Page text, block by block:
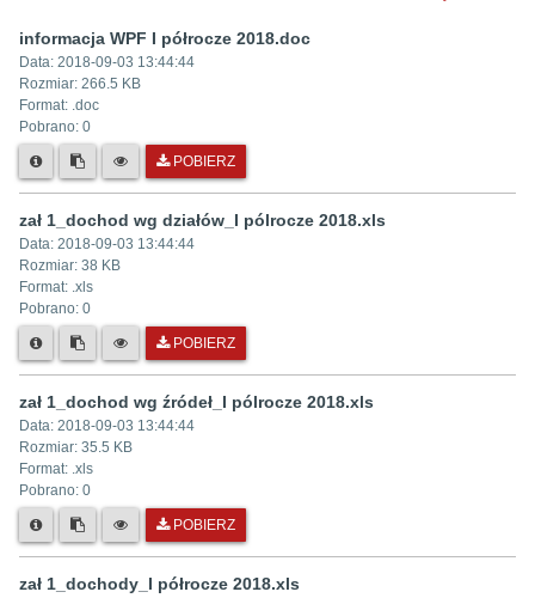
informacja WPF I półrocze 2018.doc
Data: 2018-09-03 13:44:44
Rozmiar: 266.5 KB
Format: .doc
Pobrano: 0
POBIERZ
zał 1_dochod wg działów_I pólrocze 2018.xls
Data: 2018-09-03 13:44:44
Rozmiar: 38 KB
Format: .xls
Pobrano: 0
POBIERZ
zał 1_dochod wg źródeł_I pólrocze 2018.xls
Data: 2018-09-03 13:44:44
Rozmiar: 35.5 KB
Format: .xls
Pobrano: 0
POBIERZ
zał 1_dochody_I półrocze 2018.xls